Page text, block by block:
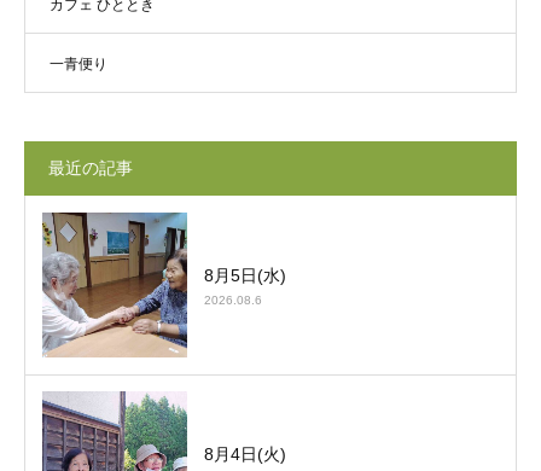
カフェ ひととき
一青便り
最近の記事
8月5日(水)
2026.08.6
8月4日(火)